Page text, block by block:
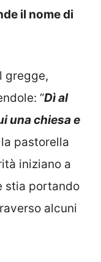
il nome di
gregge,
“Dì al
una chiesa e
la pastorella
iniziano a
stia portando
alcuni